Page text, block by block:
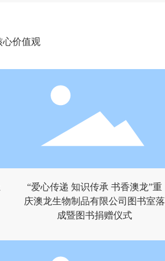
“爱心传递 知识传承 书香澳龙”重
庆澳龙生物制品有限公司图书室落
成暨图书捐赠仪式